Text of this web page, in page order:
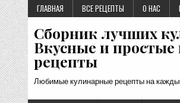
Перейти
к
содержимому
ГЛАВНАЯ ВСЕ РЕЦЕПТЫ О НАС
Сборник лучших
Вкусные и
рецепты
Любимые кулинарные рецепты на